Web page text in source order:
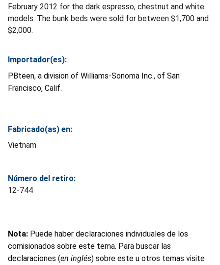
February 2012 for the dark espresso, chestnut and white
models. The bunk beds were sold for between $1,700 and
$2,000.
Importador(es):
PBteen, a division of Williams-Sonoma Inc., of San
Francisco, Calif.
Fabricado(as) en:
Vietnam
Número del retiro:
12-744
Nota: Puede haber declaraciones individuales de los
comisionados sobre este tema. Para buscar las
declaraciones (en inglés) sobre este u otros temas visite